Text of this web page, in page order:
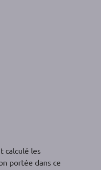
calculé les
portée dans ce